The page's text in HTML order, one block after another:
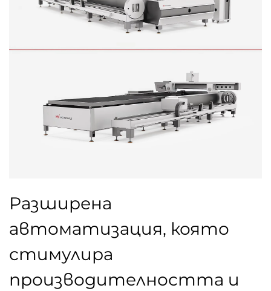
Разширена
автоматизация, която
стимулира
производителността и